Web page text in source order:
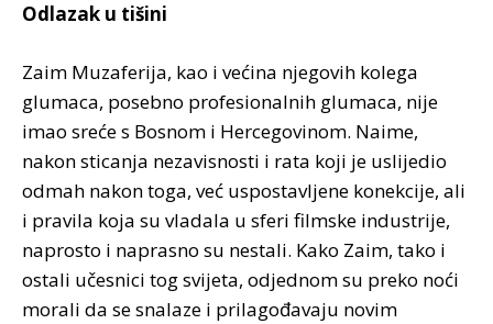
Odlazak u tišini
Zaim Muzaferija, kao i većina njegovih kolega
glumaca, posebno profesionalnih glumaca, nije
imao sreće s Bosnom i Hercegovinom. Naime,
nakon sticanja nezavisnosti i rata koji je uslijedio
odmah nakon toga, već uspostavljene konekcije, ali
i pravila koja su vladala u sferi filmske industrije,
naprosto i naprasno su nestali. Kako Zaim, tako i
ostali učesnici tog svijeta, odjednom su preko noći
morali da se snalaze i prilagođavaju novim